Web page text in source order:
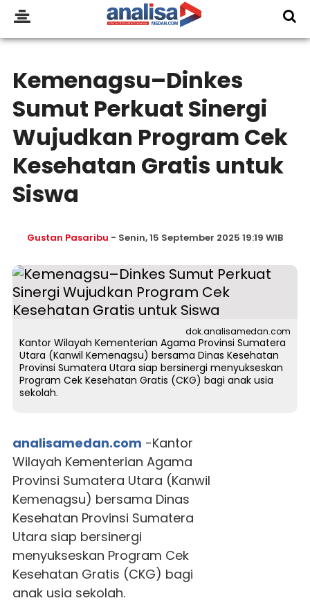
Kemenagsu–Dinkes
Sumut Perkuat Sinergi
Wujudkan Program Cek
Kesehatan Gratis untuk
Siswa
Gustan Pasaribu - Senin, 15 September 2025 19:19 WIB
dok.analisamedan.com
Kantor Wilayah Kementerian Agama Provinsi Sumatera
Utara (Kanwil Kemenagsu) bersama Dinas Kesehatan
Provinsi Sumatera Utara siap bersinergi menyukseskan
Program Cek Kesehatan Gratis (CKG) bagi anak usia
sekolah.
analisamedan.com -Kantor
Wilayah Kementerian Agama
Provinsi Sumatera Utara (Kanwil
Kemenagsu) bersama Dinas
Kesehatan Provinsi Sumatera
Utara siap bersinergi
menyukseskan Program Cek
Kesehatan Gratis (CKG) bagi
anak usia sekolah.